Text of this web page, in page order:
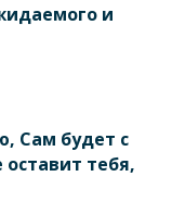
и
Сам будет с
оставит тебя,